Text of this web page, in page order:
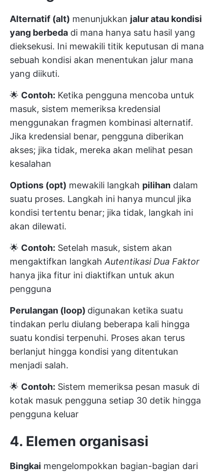
Alternatif (alt) menunjukkan jalur atau kondisi
yang berbeda di mana hanya satu hasil yang
dieksekusi. Ini mewakili titik keputusan di mana
sebuah kondisi akan menentukan jalur mana
yang diikuti.
🌟 Contoh: Ketika pengguna mencoba untuk
masuk, sistem memeriksa kredensial
menggunakan fragmen kombinasi alternatif.
Jika kredensial benar, pengguna diberikan
akses; jika tidak, mereka akan melihat pesan
kesalahan
Options (opt) mewakili langkah pilihan dalam
suatu proses. Langkah ini hanya muncul jika
kondisi tertentu benar; jika tidak, langkah ini
akan dilewati.
🌟 Contoh: Setelah masuk, sistem akan
mengaktifkan langkah Autentikasi Dua Faktor
hanya jika fitur ini diaktifkan untuk akun
pengguna
Perulangan (loop) digunakan ketika suatu
tindakan perlu diulang beberapa kali hingga
suatu kondisi terpenuhi. Proses akan terus
berlanjut hingga kondisi yang ditentukan
menjadi salah.
🌟 Contoh: Sistem memeriksa pesan masuk di
kotak masuk pengguna setiap 30 detik hingga
pengguna keluar
4. Elemen organisasi
Bingkai mengelompokkan bagian-bagian dari